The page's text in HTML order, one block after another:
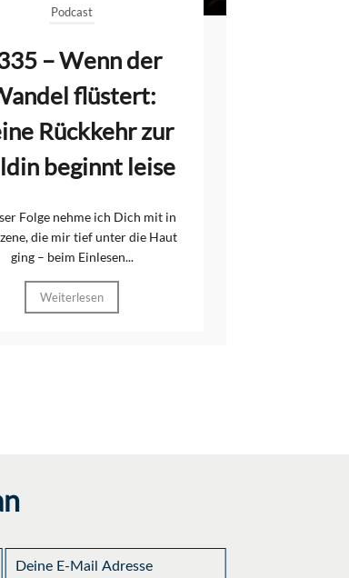
Podcast
– Wenn der
flüstert:
Rückkehr zur
beginnt leise
Folge nehme ich Dich mit in
die mir tief unter die Haut
ging – beim Einlesen...
Weiterlesen